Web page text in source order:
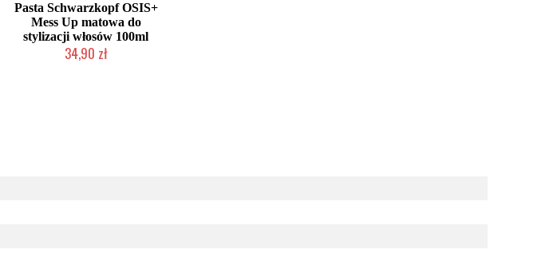
Pasta Schwarzkopf OSIS+
Mess Up matowa do
stylizacji włosów 100ml
34,90 zł